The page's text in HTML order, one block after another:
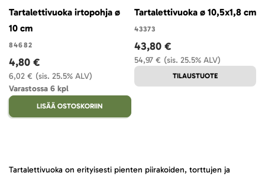
Tartalettivuoka irtopohja ø
10 cm
84682
(sis. 25.5% ALV)
6,02 €
4,80 €
Varastossa 6 kpl
LISÄÄ OSTOSKORIIN
Tartalettivuoka ø 10,5x1,8 cm
43373
(sis. 25.5% ALV)
54,97 €
43,80 €
TILAUSTUOTE
Tartalettivuoka on erityisesti pienten piirakoiden, torttujen ja